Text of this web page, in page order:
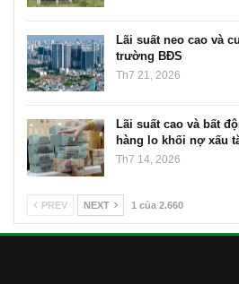
Lãi suất neo cao và
trường BĐS
Th7 21, 2026
Lãi suất cao và bất
hàng lo khối nợ xấu
Th7 14, 2026
PREV NEXT 1 của 2.660